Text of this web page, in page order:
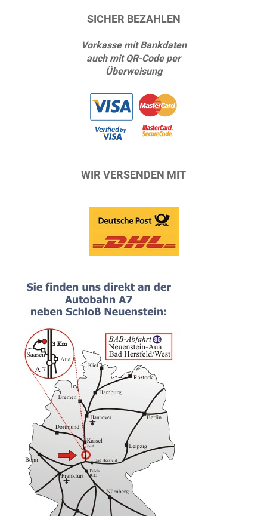
SICHER BEZAHLEN
Vorkasse mit Bankdaten
auch mit QR-Code per
Überweisung
WIR VERSENDEN MIT